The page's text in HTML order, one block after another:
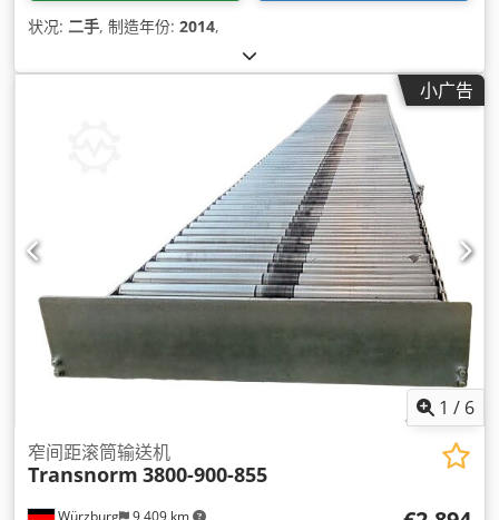
状况: 二手, 制造年份: 2014,
小广告
1 / 6
窄间距滚筒输送机
Transnorm 3800-900-855